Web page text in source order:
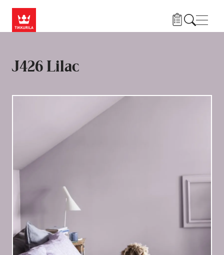
J426 Lilac